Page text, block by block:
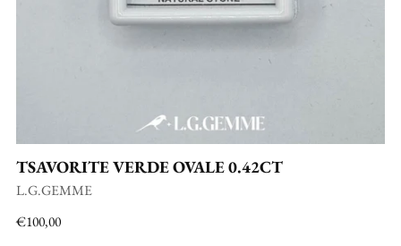
TSAVORITE VERDE OVALE 0.42CT
L.G.GEMME
Prezzo
€100,00